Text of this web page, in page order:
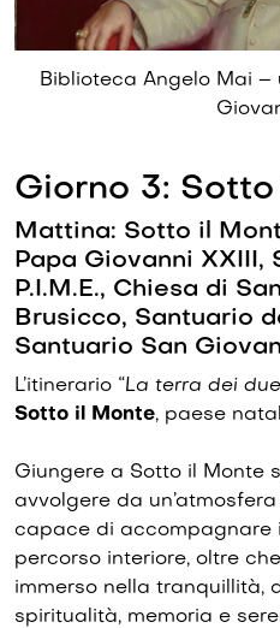
Biblioteca Angelo Mai
Giorno 3:
Mattina: Sotto il
Papa Giovanni XXIII,
P.I.M.E., Chiesa di
Brusicco, Santuario
Santuario San
L’itinerario “La terra dei
Sotto il Monte, paese
Giungere a Sotto il Monte
avvolgere da
capace di accompagnare
percorso interiore, oltre
immerso nella tranquillità,
spiritualità, memoria e